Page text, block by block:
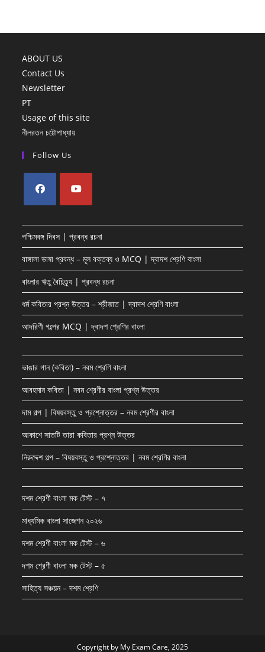
ABOUT US
Contact Us
Newsletter
PT
Usage of this site
নীলরতন চট্টোপাধ্যায়
Follow Us
in
a
new
tab
in
a
new
tab
পশ্চিমবঙ্গ দিবস | প্রবন্ধ রচনা
বাঙ্গালা ভাষা প্রবন্ধ – মূল বক্তব্য ও MCQ | দ্বাদশ শ্রেণি বাংলা
বাংলার ঋতু বৈচিত্র্য | প্রবন্ধ রচনা
ধর্ম কবিতার প্রশ্ন উত্তর – শ্রীজাত | দ্বাদশ শ্রেণি বাংলা
আদরিণী গল্পের MCQ | দ্বাদশ শ্রেণির বাংলা
ভাঙার গান (কবিতা) – নবম শ্রেণি বাংলা
আবহমান কবিতা | নবম শ্রেণীর বাংলা প্রশ্ন উত্তর
দাম গল্প | বিষয়বস্তু ও প্রশ্নোত্তর – নবম শ্রেণীর বাংলা
আকাশে সাতটি তারা কবিতার প্রশ্ন উত্তর
নিরুদ্দেশ গল্প – বিষয়বস্তু ও প্রশ্নোত্তর | নবম শ্রেণির বাংলা
দশম শ্রেণী বাংলা মক টেস্ট – ৭
মাধ্যমিক বাংলা সাজেশন ২০২৬
দশম শ্রেণী বাংলা মক টেস্ট – ৬
দশম শ্রেণী বাংলা মক টেস্ট – ৫
সাহিত্য সঞ্চয়ন – দশম শ্রেণি
Copyright by My Exam Care, 2025